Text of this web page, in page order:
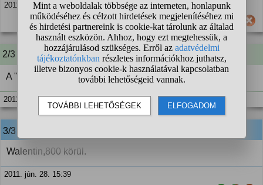
2011. jún. 27. 10:15
Hasznos számodra ez a válasz?
2/3 A kérdező kommentje:
A "vannak" kimaradt :)
2011. jún. 27. 10:15
3/3
Walentin,800 körül.
2011. jún. 28. 15:39